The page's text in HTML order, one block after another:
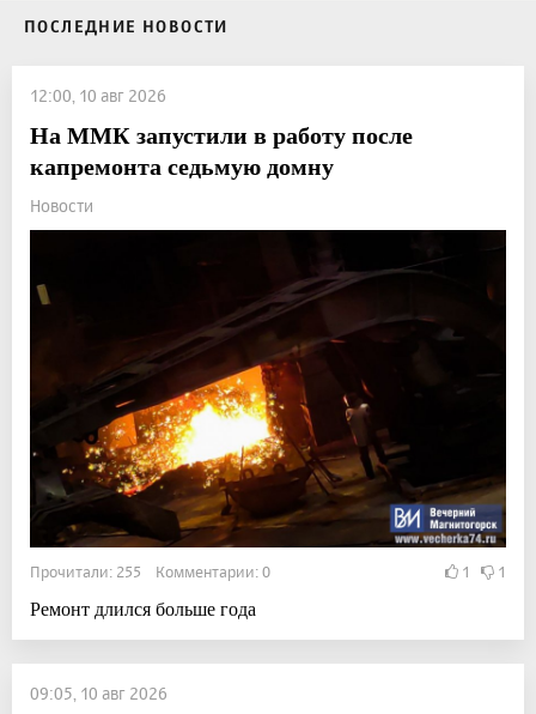
ПОСЛЕДНИЕ НОВОСТИ
12:00, 10 авг 2026
На ММК запустили в работу после
капремонта седьмую домну
Новости
Прочитали: 255 Комментарии: 0 1 1
Ремонт длился больше года
09:05, 10 авг 2026